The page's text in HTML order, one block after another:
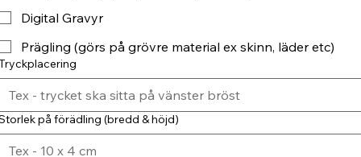
Digital Gravyr
Prägling (görs på grövre material ex skinn, läder etc)
på förädling (bredd & höjd)